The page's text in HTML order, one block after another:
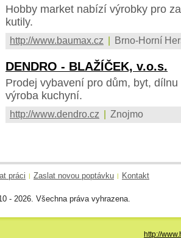
Hobby market nabízí výrobky pro
kutily.
http://www.baumax.cz | Brno-Horní
DENDRO - BLAŽÍČEK, v.o.s.
Prodej vybavení pro dům, byt,
výroba kuchyní.
http://www.dendro.cz | Znojmo
práci | Zaslat novou poptávku | Kontakt
- 2026. Všechna práva vyhrazena.
http://